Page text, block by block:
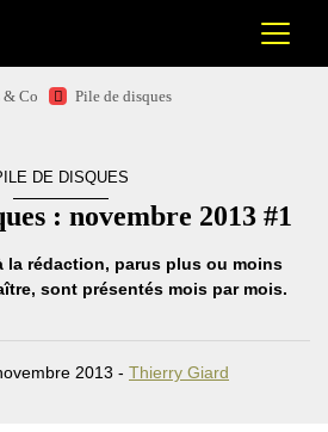
& Co Pile de disques
DE DISQUES
: novembre 2013 #1
la rédaction, parus plus ou moins
sont présentés mois par mois.
2013 - Thierry Giard